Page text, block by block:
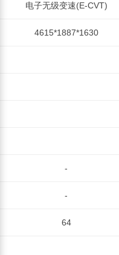
电子无级变速(E-CVT)
4615*1887*1630
-
-
64